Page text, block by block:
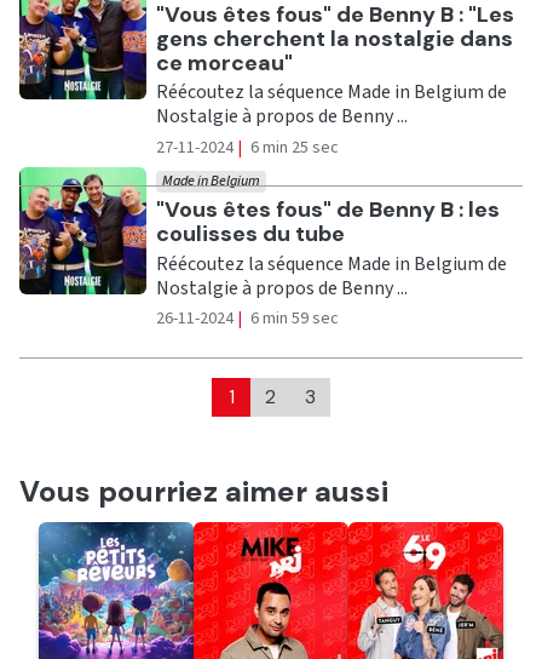
Ecouter
"Vous êtes fous" de Benny B : "Les
gens cherchent la nostalgie dans
ce morceau"
Réécoutez la séquence Made in Belgium de
Nostalgie à propos de Benny ...
27-11-2024 | 6 min 25 sec
Ecouter
"Vous êtes fous" de Benny B : les
coulisses du tube
Made in Belgium
Réécoutez la séquence Made in Belgium de
Nostalgie à propos de Benny ...
26-11-2024 | 6 min 59 sec
1 2 3
Vous pourriez aimer aussi